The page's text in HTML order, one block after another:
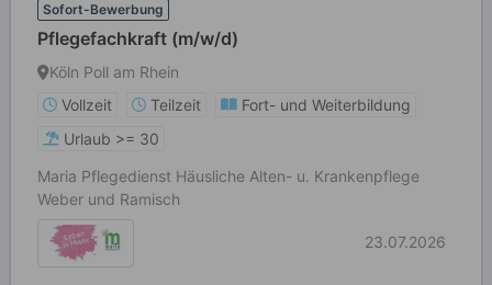
Sofort-Bewerbung
Pflegefachkraft (m/w/d)
Köln Poll am Rhein
Vollzeit
Teilzeit
Fort- und Weiterbildung
Urlaub >= 30
Maria Pflegedienst Häusliche Alten- u. Krankenpflege
Weber und Ramisch
23.07.2026